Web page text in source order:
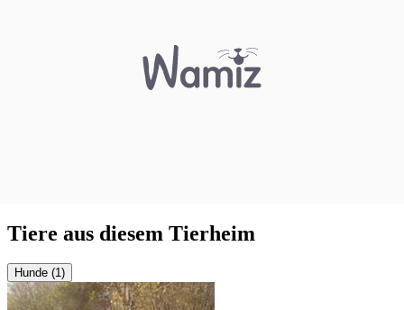
Tiere aus diesem Tierheim
Hunde (1)